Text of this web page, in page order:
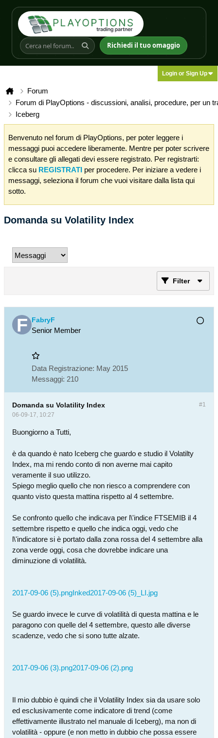
Richiedi il tuo omaggio
Login or Sign Up
Forum
Forum di PlayOptions - discussioni, analisi, procedure, per un
Iceberg
Benvenuto nel forum di PlayOptions, per poter leggere i
messaggi puoi accedere liberamente. Mentre per poter scrivere
e consultare gli allegati devi essere registrato. Per registrarti:
clicca su REGISTRATI per procedere. Per iniziare a vedere i
messaggi, seleziona il forum che vuoi visitare dalla lista qui
sotto.
Domanda su Volatility Index
Filter
FabryF
Senior Member
Data Registrazione: May 2015
Messaggi: 210
#1
Domanda su Volatility Index
06-09-17, 10:27
Buongiorno a Tutti,
è da quando è nato Iceberg che guardo e studio il Volatilty
Index, ma mi rendo conto di non averne mai capito
veramente il suo utilizzo.
Spiego meglio quello che non riesco a comprendere con
quanto visto questa mattina rispetto al 4 settembre.
Se confronto quello che indicava per l\'indice FTSEMIB il 4
settembre rispetto e quello che indica oggi, vedo che
l\'indicatore si è portato dalla zona rossa del 4 settembre alla
zona verde oggi, cosa che dovrebbe indicare una
diminuzione di volatilità.
2017-09-06 (5).pngInked2017-09-06 (5)_LI.jpg
Se guardo invece le curve di volatilità di questa mattina e le
paragono con quelle del 4 settembre, questo alle diverse
scadenze, vedo che si sono tutte alzate.
2017-09-06 (3).png2017-09-06 (2).png
Il mio dubbio è quindi che il Volatility Index sia da usare solo
ed esclusivamente come indicatore di trend (come
effettivamente illustrato nel manuale di Iceberg), ma non di
volatilità - oppure (e non metto in dubbio che possa essere